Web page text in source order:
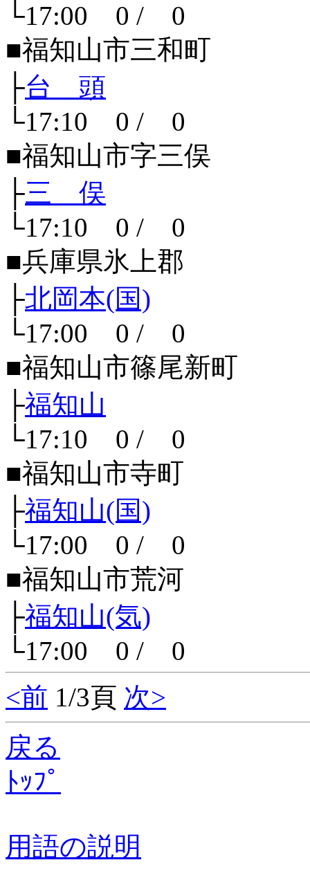
└17:00 0 / 0
■福知山市三和町
├台 頭
└17:10 0 / 0
■福知山市字三俣
├三 俣
└17:10 0 / 0
■兵庫県氷上郡
├北岡本(国)
└17:00 0 / 0
■福知山市篠尾新町
├福知山
└17:10 0 / 0
■福知山市寺町
├福知山(国)
└17:00 0 / 0
■福知山市荒河
├福知山(気)
└17:00 0 / 0
<前 1/3頁 次>
戻る
ﾄｯﾌﾟ
用語の説明